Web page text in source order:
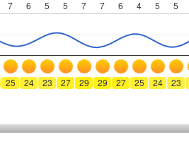
7 6 5 5 7 7 6 4 5 5
25 24 23 27 29 29 27 25 24 23